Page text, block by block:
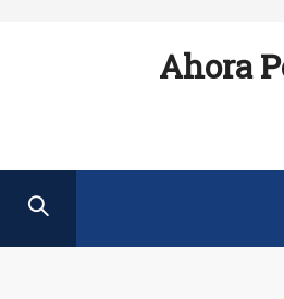
Ahora